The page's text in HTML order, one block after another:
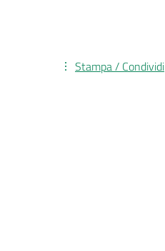
Stampa / Condividi